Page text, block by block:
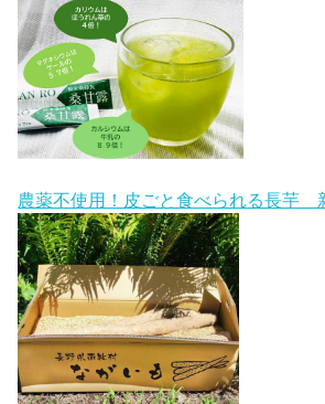
農薬不使用！皮ごと食べられる長芋